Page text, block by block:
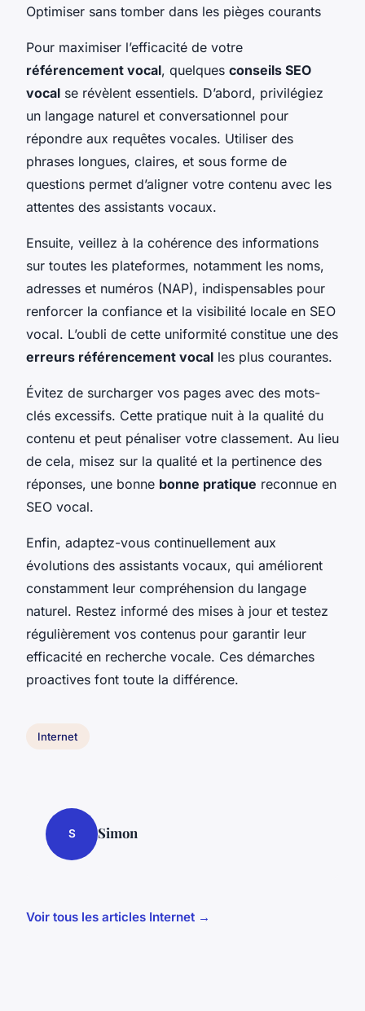
Optimiser sans tomber dans les pièges courants
Pour maximiser l’efficacité de votre
référencement vocal, quelques conseils SEO
vocal se révèlent essentiels. D’abord, privilégiez
un langage naturel et conversationnel pour
répondre aux requêtes vocales. Utiliser des
phrases longues, claires, et sous forme de
questions permet d’aligner votre contenu avec les
attentes des assistants vocaux.
Ensuite, veillez à la cohérence des informations
sur toutes les plateformes, notamment les noms,
adresses et numéros (NAP), indispensables pour
renforcer la confiance et la visibilité locale en SEO
vocal. L’oubli de cette uniformité constitue une des
erreurs référencement vocal les plus courantes.
Évitez de surcharger vos pages avec des mots-
clés excessifs. Cette pratique nuit à la qualité du
contenu et peut pénaliser votre classement. Au lieu
de cela, misez sur la qualité et la pertinence des
réponses, une bonne bonne pratique reconnue en
SEO vocal.
Enfin, adaptez-vous continuellement aux
évolutions des assistants vocaux, qui améliorent
constamment leur compréhension du langage
naturel. Restez informé des mises à jour et testez
régulièrement vos contenus pour garantir leur
efficacité en recherche vocale. Ces démarches
proactives font toute la différence.
Internet
S Simon
Voir tous les articles Internet →